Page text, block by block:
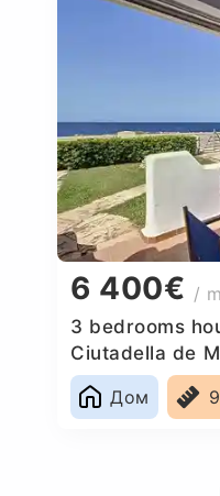
6 400€ /
3 bedrooms
Ciutadella de
Дом